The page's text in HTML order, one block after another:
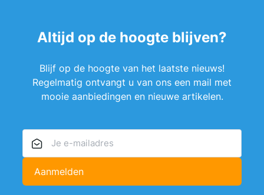
Altijd op de hoogte blijven?
Blijf op de hoogte van het laatste nieuws!
Regelmatig ontvangt u van ons een mail met
mooie aanbiedingen en nieuwe artikelen.
Aanmelden